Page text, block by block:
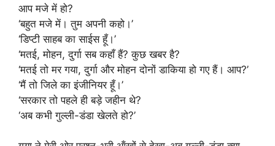
आप मजे में हो?
‘बहुत मजे में। तुम अपनी कहो।’
‘डिप्टी साहब का साईस हूँ।’
‘मतई, मोहन, दुर्गा सब कहाँ हैं? कुछ खबर है?
‘मतई तो मर गया, दुर्गा और मोहन दोनों डाकिया हो गए हैं। आप?’
‘मैं तो जिले का इंजीनियर हूँ।’
‘सरकार तो पहले ही बड़े जहीन थे?
‘अब कभी गुल्ली-डंडा खेलते हो?’